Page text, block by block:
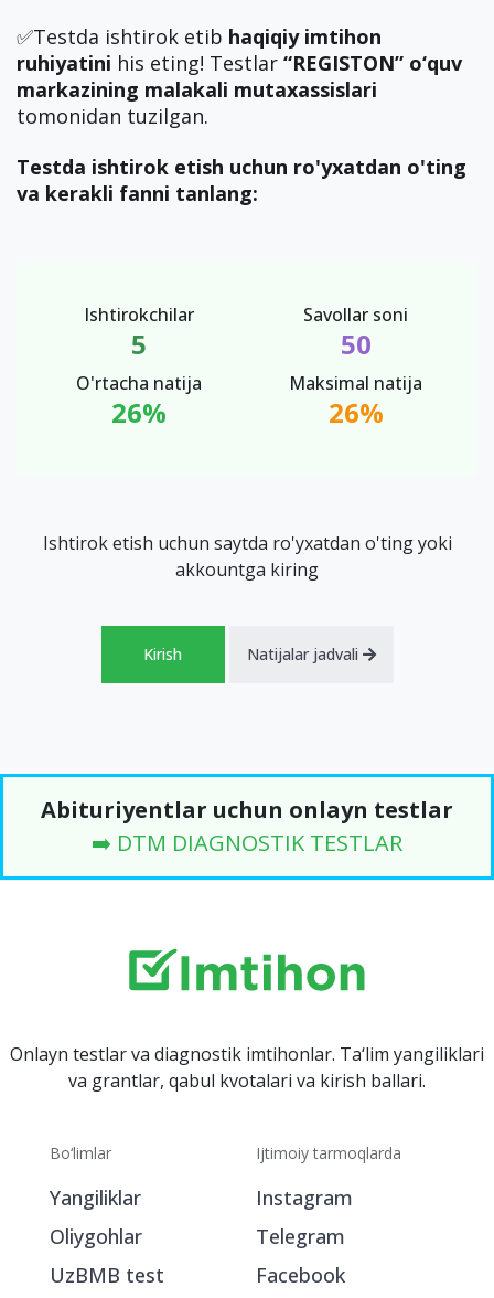
✅Testda ishtirok etib haqiqiy imtihon
ruhiyatini his eting! Testlar “REGISTON” o‘quv
markazining malakali mutaxassislari
tomonidan tuzilgan.
Testda ishtirok etish uchun ro'yxatdan o'ting
va kerakli fanni tanlang:
Ishtirokchilar
5
Savollar soni
50
O'rtacha natija
26%
Maksimal natija
26%
Ishtirok etish uchun saytda ro'yxatdan o'ting yoki
akkountga kiring
Kirish Natijalar jadvali
Abituriyentlar uchun onlayn testlar
➡️ DTM DIAGNOSTIK TESTLAR
Onlayn testlar va diagnostik imtihonlar. Ta‘lim yangiliklari
va grantlar, qabul kvotalari va kirish ballari.
Bo‘limlar
Yangiliklar
Oliygohlar
UzBMB test
Ijtimoiy tarmoqlarda
Instagram
Telegram
Facebook